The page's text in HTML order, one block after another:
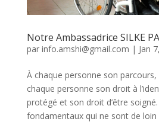
Notre Ambassadrice SILKE
par info.amshi@gmail.com | Jan
À chaque personne son
chaque personne son droit à
protégé et son droit d’être
fondamentaux qui ne sont de loin